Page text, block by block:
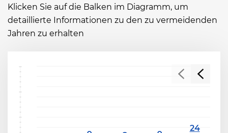
Klicken Sie auf die Balken im Diagramm, um
detaillierte Informationen zu den zu vermeidenden
Jahren zu erhalten